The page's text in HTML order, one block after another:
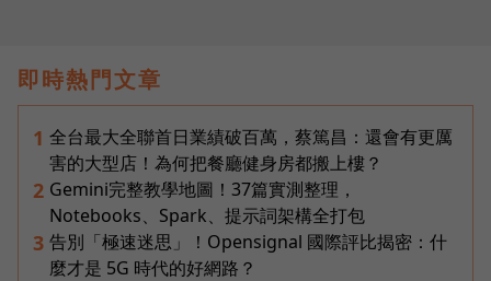
即時熱門文章
1 全台最大全聯首日業績破百萬，蔡篤昌：還會有更厲
害的大型店！為何把餐廳健身房都搬上樓？
2 Gemini完整教學地圖！37篇實測整理，
Notebooks、Spark、提示詞架構全打包
3 告別「極速迷思」！Opensignal 國際評比揭密：什
麼才是 5G 時代的好網路？